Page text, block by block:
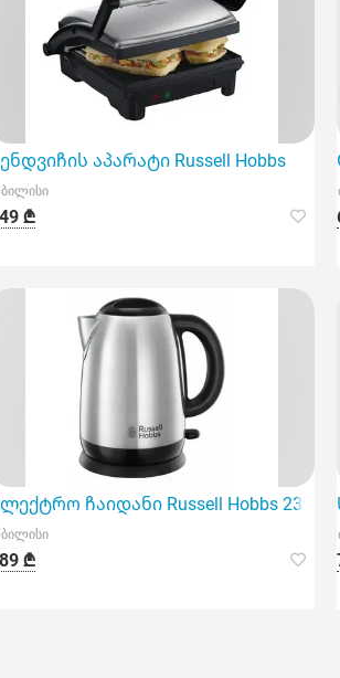
აპარატი Russell Hobbs
₾
ჩაიდანი Russell Hobbs 23912-
₾